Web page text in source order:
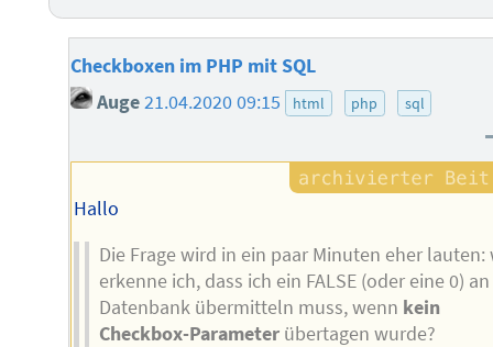
Checkboxen im PHP mit SQL
Auge21.04.2020 09:15 html php sql
Hallo
Die Frage wird in ein paar Minuten eher lauten:
erkenne ich, dass ich ein FALSE (oder eine 0)
Datenbank übermitteln muss, wenn kein
Checkbox-Parameterübertagen wurde?